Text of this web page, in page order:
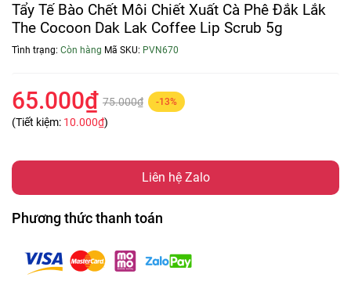
Tẩy Tế Bào Chết Môi Chiết Xuất Cà Phê Đắk Lắk
The Cocoon Dak Lak Coffee Lip Scrub 5g
Tình trạng: Còn hàng Mã SKU: PVN670
65.000₫ 75.000₫ -13%
(Tiết kiệm: 10.000₫)
Liên hệ Zalo
Phương thức thanh toán